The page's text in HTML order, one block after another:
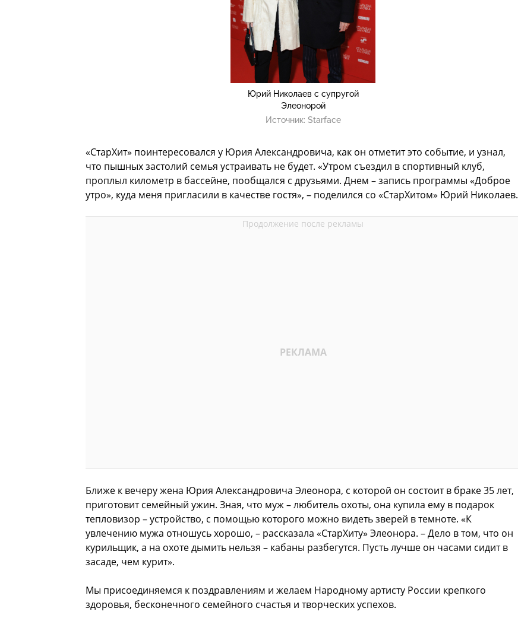
Юрий Николаев с супругой
Элеонорой
Источник: Starface
«СтарХит» поинтересовался у Юрия Александровича, как он отметит это событие, и узнал,
что пышных застолий семья устраивать не будет. «Утром съездил в спортивный клуб,
проплыл километр в бассейне, пообщался с друзьями. Днем – запись программы «Доброе
утро», куда меня пригласили в качестве гостя», – поделился со «СтарХитом» Юрий Николаев.
Ближе к вечеру жена Юрия Александровича Элеонора, с которой он состоит в браке 35 лет,
приготовит семейный ужин. Зная, что муж – любитель охоты, она купила ему в подарок
тепловизор – устройство, с помощью которого можно видеть зверей в темноте. «К
увлечению мужа отношусь хорошо, – рассказала «СтарХиту» Элеонора. – Дело в том, что он
курильщик, а на охоте дымить нельзя – кабаны разбегутся. Пусть лучше он часами сидит в
засаде, чем курит».
Мы присоединяемся к поздравлениям и желаем Народному артисту России крепкого
здоровья, бесконечного семейного счастья и творческих успехов.